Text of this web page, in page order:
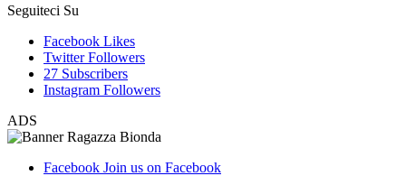
Seguiteci Su
Facebook Likes
Twitter Followers
27 Subscribers
Instagram Followers
ADS
Facebook Join us on Facebook